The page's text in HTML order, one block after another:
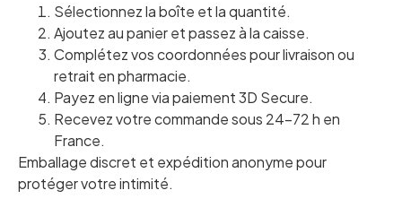
Sélectionnez la boîte et la quantité.
Ajoutez au panier et passez à la caisse.
Complétez vos coordonnées pour livraison ou
retrait en pharmacie.
Payez en ligne via paiement 3D Secure.
Recevez votre commande sous 24-72 h en
France.
Emballage discret et expédition anonyme pour
protéger votre intimité.